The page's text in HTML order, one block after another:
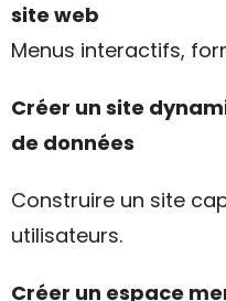
site web
Menus interactifs,
Créer un site
de données
Construire un site
utilisateurs.
Créer un espace